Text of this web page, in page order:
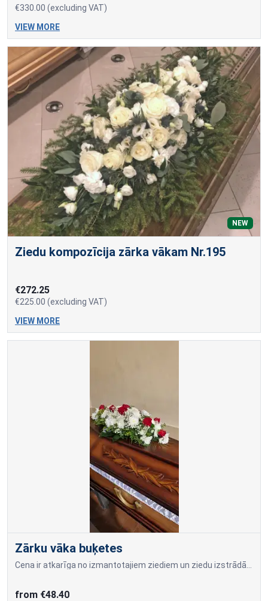
€330.00 (excluding VAT)
VIEW MORE
NEW
Ziedu kompozīcija zārka vākam Nr.195
€272.25
€225.00 (excluding VAT)
VIEW MORE
Zārku vāka buķetes
from €48.40